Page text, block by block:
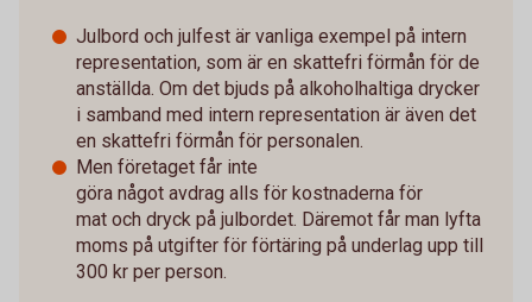
Julbord och julfest är vanliga exempel på intern
representation, som är en skattefri förmån för de
anställda. Om det bjuds på alkoholhaltiga drycker
i samband med intern representation är även det
en skattefri förmån för personalen.
Men företaget får inte
göra något avdrag alls för kostnaderna för
mat och dryck på julbordet. Däremot får man lyfta
moms på utgifter för förtäring på underlag upp till
300 kr per person.